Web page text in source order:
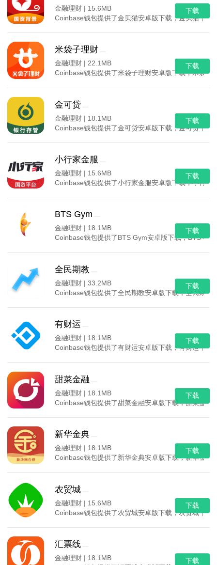
金融理财 | 15.6MB
Coinbase钱包提供了金贝猫安卓版下载，金贝猫下
下载
米袋子理财
金融理财 | 22.1MB
Coinbase钱包提供了米袋子理财安卓版下载，米袋
下载
金可贷
金融理财 | 18.1MB
Coinbase钱包提供了金可贷安卓版下载，金可贷下
下载
小行家金服
金融理财 | 15.6MB
Coinbase钱包提供了小行家金服安卓版下载，小行
下载
BTS Gym
金融理财 | 18.1MB
Coinbase钱包提供了BTS Gym安卓版下载，BTS
下载
全民期教
金融理财 | 33.2MB
Coinbase钱包提供了全民期教安卓版下载，全民期
下载
有财运
金融理财 | 18.1MB
Coinbase钱包提供了有财运安卓版下载，有财运下
下载
甜菜金融
金融理财 | 18.1MB
Coinbase钱包提供了甜菜金融安卓版下载，甜菜金
下载
新华金典
金融理财 | 18.1MB
Coinbase钱包提供了新华金典安卓版下载，新华金
下载
农贸城
金融理财 | 15.6MB
Coinbase钱包提供了农贸城安卓版下载，农贸城下
下载
汇票线
金融理财 | 18.1MB
下载